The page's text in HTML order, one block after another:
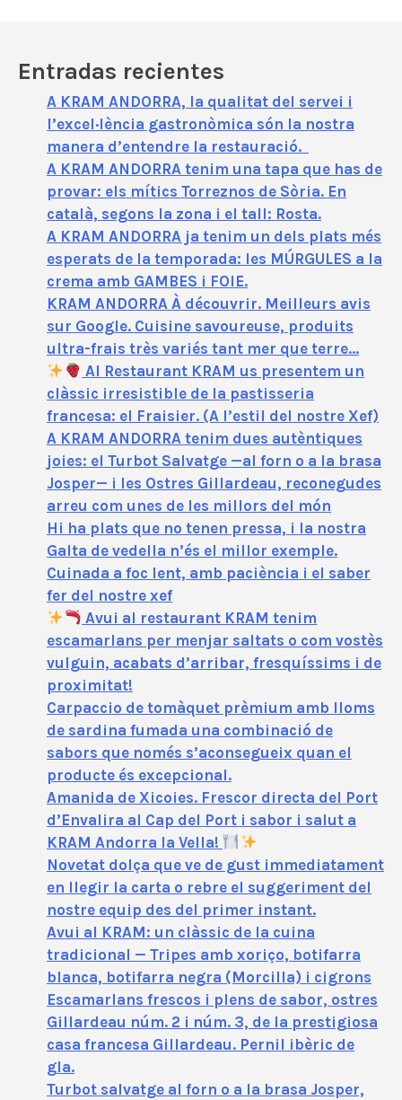
Entradas recientes
A KRAM ANDORRA, la qualitat del servei i
l’excel·lència gastronòmica són la nostra
manera d’entendre la restauració.
A KRAM ANDORRA tenim una tapa que has de
provar: els mítics Torreznos de Sòria. En
català, segons la zona i el tall: Rosta.
A KRAM ANDORRA ja tenim un dels plats més
esperats de la temporada: les MÚRGULES a la
crema amb GAMBES i FOIE.
KRAM ANDORRA À découvrir. Meilleurs avis
sur Google. Cuisine savoureuse, produits
ultra-frais très variés tant mer que terre…
Al Restaurant KRAM us presentem un
clàssic irresistible de la pastisseria
francesa: el Fraisier. (A l’estil del nostre Xef)
A KRAM ANDORRA tenim dues autèntiques
joies: el Turbot Salvatge —al forn o a la brasa
Josper— i les Ostres Gillardeau, reconegudes
arreu com unes de les millors del món
Hi ha plats que no tenen pressa, i la nostra
Galta de vedella n’és el millor exemple.
Cuinada a foc lent, amb paciència i el saber
fer del nostre xef
Avui al restaurant KRAM tenim
escamarlans per menjar saltats o com vostès
vulguin, acabats d’arribar, fresquíssims i de
proximitat!
Carpaccio de tomàquet prèmium amb lloms
de sardina fumada una combinació de
sabors que només s’aconsegueix quan el
producte és excepcional.
Amanida de Xicoies. Frescor directa del Port
d’Envalira al Cap del Port i sabor i salut a
KRAM Andorra la Vella!
Novetat dolça que ve de gust immediatament
en llegir la carta o rebre el suggeriment del
nostre equip des del primer instant.
Avui al KRAM: un clàssic de la cuina
tradicional — Tripes amb xoriço, botifarra
blanca, botifarra negra (Morcilla) i cigrons
Escamarlans frescos i plens de sabor, ostres
Gillardeau núm. 2 i núm. 3, de la prestigiosa
casa francesa Gillardeau. Pernil ibèric de
gla.
Turbot salvatge al forn o a la brasa Josper,